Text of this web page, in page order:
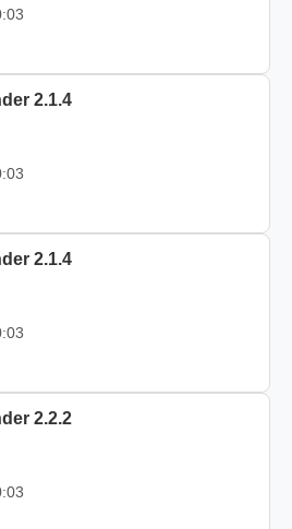
2.1.4
2.1.4
2.2.2